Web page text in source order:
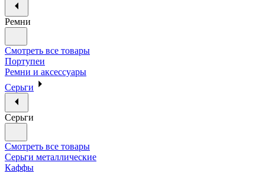
Ремни
Смотреть все товары
Портупеи
Ремни и аксессуары
Серьги
Серьги
Смотреть все товары
Серьги металлические
Каффы